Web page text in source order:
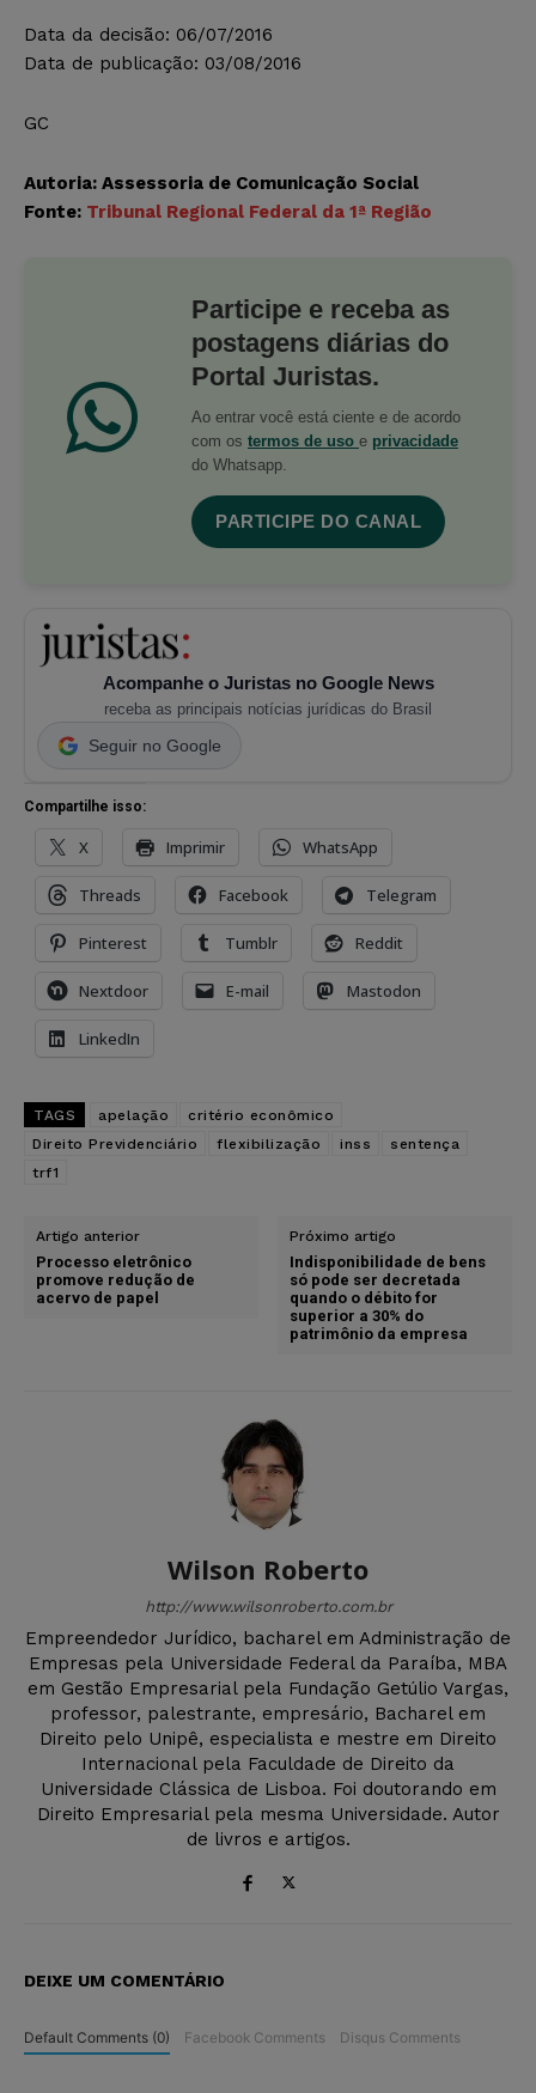
Data da decisão: 06/07/2016
Data de publicação: 03/08/2016
GC
Autoria: Assessoria de Comunicação Social
Fonte: Tribunal Regional Federal da 1ª Região
Participe e receba as
postagens diárias do
Portal Juristas.
Ao entrar você está ciente e de acordo
com os termos de uso e privacidade
do Whatsapp.
PARTICIPE DO CANAL
Acompanhe o Juristas no Google News
receba as principais notícias jurídicas do Brasil
Seguir no Google
Compartilhe isso:
X Imprimir WhatsApp
Threads Facebook Telegram
Pinterest Tumblr Reddit
Nextdoor E-mail Mastodon
LinkedIn
TAGS apelação
critério econômico
Direito Previdenciário
flexibilização inss
sentença
trf1
Artigo anterior
Processo eletrônico
promove redução de
acervo de papel
Próximo artigo
Indisponibilidade de bens
só pode ser decretada
quando o débito for
superior a 30% do
patrimônio da empresa
Wilson Roberto
http://www.wilsonroberto.com.br
Empreendedor Jurídico, bacharel em Administração de
Empresas pela Universidade Federal da Paraíba, MBA
em Gestão Empresarial pela Fundação Getúlio Vargas,
professor, palestrante, empresário, Bacharel em
Direito pelo Unipê, especialista e mestre em Direito
Internacional pela Faculdade de Direito da
Universidade Clássica de Lisboa. Foi doutorando em
Direito Empresarial pela mesma Universidade. Autor
de livros e artigos.
DEIXE UM COMENTÁRIO
Default Comments (0) Facebook Comments Disqus Comments